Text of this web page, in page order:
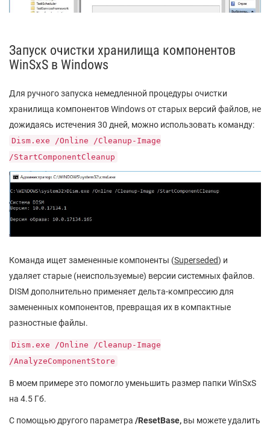
Запуск очистки хранилища компонентов
WinSxS в Windows
Для ручного запуска немедленной процедуры очистки
хранилища компонентов Windows от старых версий файлов, не
дожидаясь истечения 30 дней, можно использовать команду:
Dism.exe /Online /Cleanup-Image
/StartComponentCleanup
Команда ищет замененные компоненты (Superseded) и
удаляет старые (неиспользуемые) версии системных файлов.
DISM дополнительно применяет дельта-компрессию для
замененных компонентов, превращая их в компактные
разностные файлы.
Dism.exe /Online /Cleanup-Image
/AnalyzeComponentStore
В моем примере это помогло уменьшить размер папки WinSxS
на 4.5 Гб.
С помощью другого параметра /ResetBase, вы можете удалить